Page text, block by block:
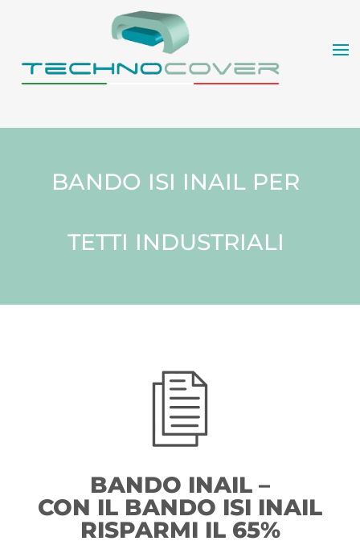
BANDO ISI INAIL PER
TETTI INDUSTRIALI
BANDO INAIL –
CON IL BANDO ISI INAIL
RISPARMI IL 65%